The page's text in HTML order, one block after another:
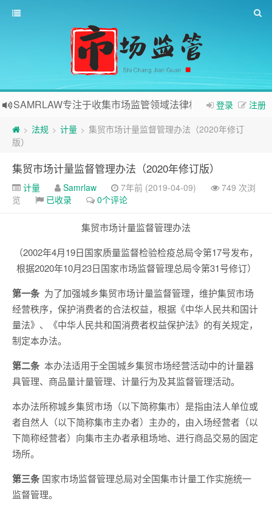
登录 注册
SAMRLAW专注于收集市场监管领域法律相关内容
> 法规 > 计量 > 集贸市场计量监督管理办法（2020年修订
版）
集贸市场计量监督管理办法（2020年修订版）
计量 Samrlaw 7年前 (2019-04-09)
749 次浏
览
已收录 0个评论
集贸市场计量监督管理办法
（2002年4月19日国家质量监督检验检疫总局令第17号发布，
根据2020年10月23日国家市场监督管理总局令第31号修订）
第一条 为了加强城乡集贸市场计量监督管理，维护集贸市场
经营秩序，保护消费者的合法权益，根据《中华人民共和国计
量法》、《中华人民共和国消费者权益保护法》的有关规定，
制定本办法。
第二条 本办法适用于全国城乡集贸市场经营活动中的计量器
具管理、商品量计量管理、计量行为及其监督管理活动。
本办法所称城乡集贸市场（以下简称集市）是指由法人单位或
者自然人（以下简称集市主办者）主办的，由入场经营者（以
下简称经营者）向集市主办者承租场地、进行商品交易的固定
场所。
第三条 国家市场监督管理总局对全国集市计量工作实施统一
监督管理。